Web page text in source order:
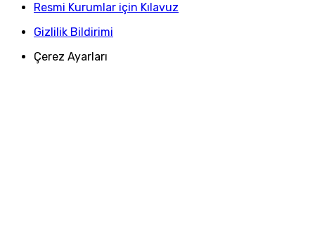
Resmi Kurumlar için Kılavuz
Gizlilik Bildirimi
Çerez Ayarları